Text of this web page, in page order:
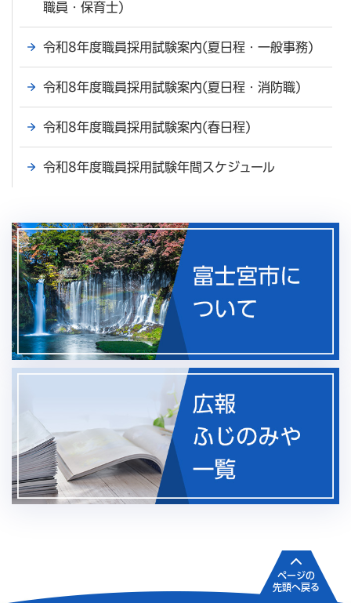
職員・保育士)
令和8年度職員採用試験案内(夏日程・一般事務)
令和8年度職員採用試験案内(夏日程・消防職)
令和8年度職員採用試験案内(春日程)
令和8年度職員採用試験年間スケジュール
ページの
先頭へ戻る